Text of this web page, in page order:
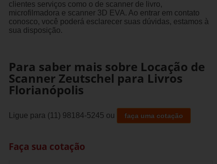
clientes serviços como o de scanner de livro,
microfilmadora e scanner 3D EVA. Ao entrar em contato
conosco, você poderá esclarecer suas dúvidas, estamos à
sua disposição.
Para saber mais sobre Locação de
Scanner Zeutschel para Livros
Florianópolis
Ligue para (11) 98184-5245 ou faça uma cotação
Faça sua cotação